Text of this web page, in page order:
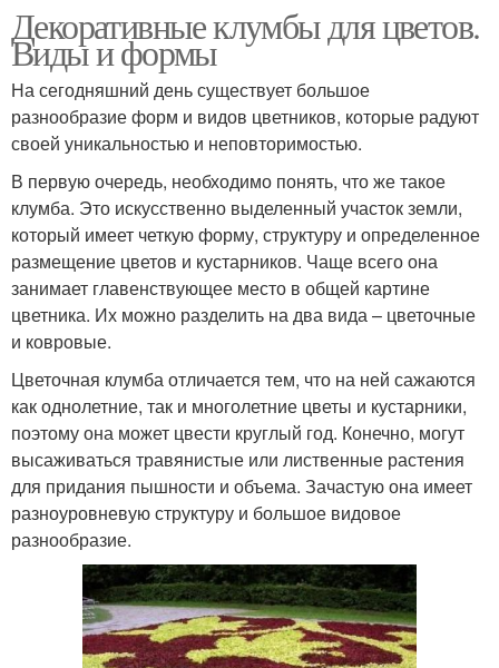
Декоративные клумбы для цветов.
Виды и формы
На сегодняшний день существует большое
разнообразие форм и видов цветников, которые радуют
своей уникальностью и неповторимостью.
В первую очередь, необходимо понять, что же такое
клумба. Это искусственно выделенный участок земли,
который имеет четкую форму, структуру и определенное
размещение цветов и кустарников. Чаще всего она
занимает главенствующее место в общей картине
цветника. Их можно разделить на два вида – цветочные
и ковровые.
Цветочная клумба отличается тем, что на ней сажаются
как однолетние, так и многолетние цветы и кустарники,
поэтому она может цвести круглый год. Конечно, могут
высаживаться травянистые или лиственные растения
для придания пышности и объема. Зачастую она имеет
разноуровневую структуру и большое видовое
разнообразие.